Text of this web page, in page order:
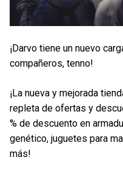
¡Darvo tiene un nuevo
compañeros, tenno!
¡La nueva y mejorada
repleta de ofertas y
% de descuento en
genético, juguetes para
más!